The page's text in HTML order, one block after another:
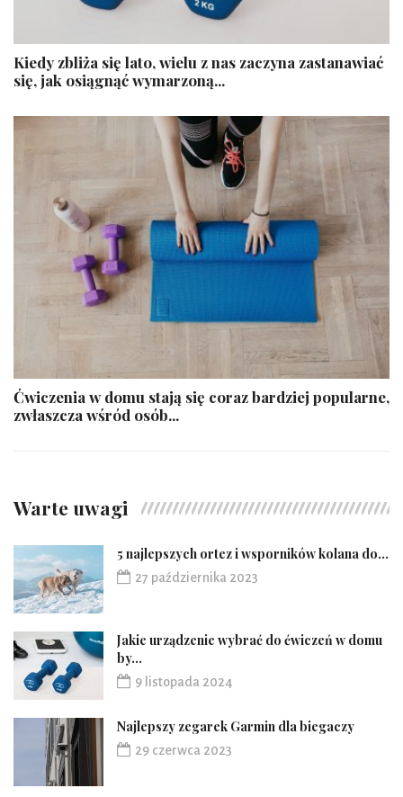
Kiedy zbliża się lato, wielu z nas zaczyna zastanawiać
się, jak osiągnąć wymarzoną...
Ćwiczenia w domu stają się coraz bardziej popularne,
zwłaszcza wśród osób...
Warte uwagi
5 najlepszych ortez i wsporników kolana do...
27 października 2023
Jakie urządzenie wybrać do ćwiczeń w domu
by...
9 listopada 2024
Najlepszy zegarek Garmin dla biegaczy
29 czerwca 2023